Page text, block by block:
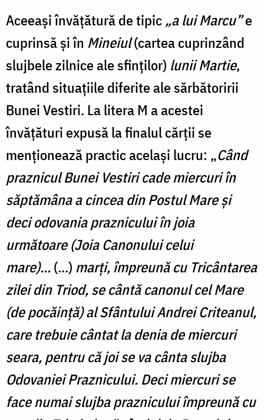
Aceeași învățătură de tipic „a lui Marcu”e
cuprinsă și în Mineiul(cartea cuprinzând
slujbele zilnice ale sfinților) lunii Martie,
tratând situațiile diferite ale sărbătoririi
Bunei Vestiri. La litera M a acestei
învățături expusă la finalul cărții se
menționează practic același lucru: „Când
praznicul Bunei Vestiri cade miercuri în
săptămâna a cincea din Postul Mare și
deci odovania praznicului în joia
următoare (Joia Canonului celui
mare)...(...) marți, împreună cu Tricântarea
zilei din Triod, se cântă canonul cel Mare
(de pocăință) al Sfântului Andrei Criteanul,
care trebuie cântat la denia de miercuri
seara, pentru că joi se va cânta slujba
Odovaniei Praznicului. Deci miercuri se
face numai slujba praznicului împreună cu